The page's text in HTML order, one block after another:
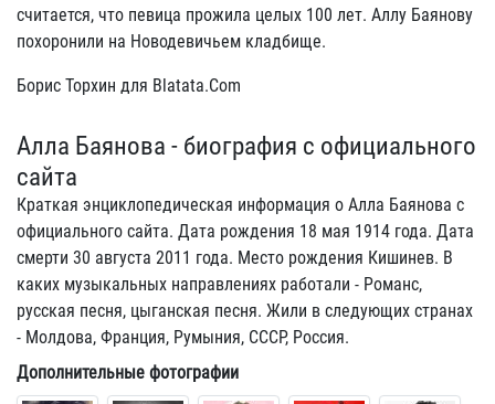
считается, что певица прожила целых 100 лет. Аллу Баянову
похоронили на Новодевичьем кладбище.
Борис Торхин для Blatata.Com
Алла Баянова - биография с официального
сайта
Краткая энциклопедическая информация о Алла Баянова с
официального сайта. Дата рождения 18 мая 1914 года. Дата
смерти 30 августа 2011 года. Место рождения Кишинев. В
каких музыкальных направлениях работали - Романс,
русская песня, цыганская песня. Жили в следующих странах
- Молдова, Франция, Румыния, СССР, Россия.
Дополнительные фотографии